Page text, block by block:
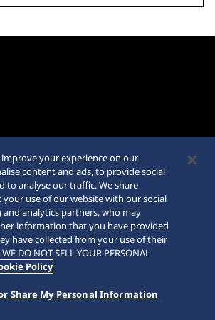
Händler
Sitemap
improve your experience on our
content and ads, to provide social
to analyse our traffic. We share
use of our website with our social
and analytics partners, who may
information that you have provided
have collected from your use of their
DO NOT SELL YOUR PERSONAL
Policy
Share My Personal Information